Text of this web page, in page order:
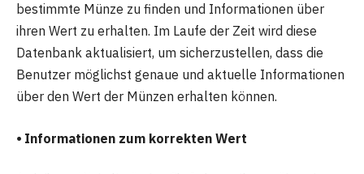
bestimmte Münze zu finden und Informationen über
ihren Wert zu erhalten. Im Laufe der Zeit wird diese
Datenbank aktualisiert, um sicherzustellen, dass die
Benutzer möglichst genaue und aktuelle Informationen
über den Wert der Münzen erhalten können.
⦁ Informationen zum korrekten Wert